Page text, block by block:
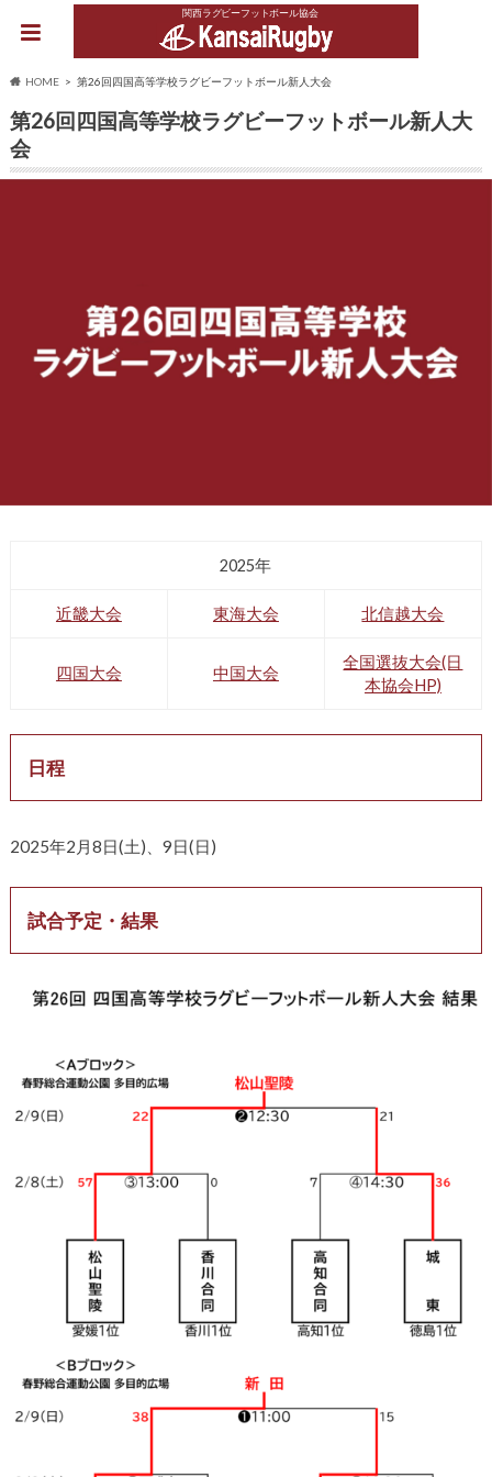
関西ラグビーフットボール協会
HOME 第26回四国高等学校ラグビーフットボール新人大会
第26回四国高等学校ラグビーフットボール新人大
会
2025年
近畿大会 東海大会 北信越大会
四国大会 中国大会
全国選抜大会(日
本協会HP)
日程
2025年2月8日(土)、9日(日)
試合予定・結果